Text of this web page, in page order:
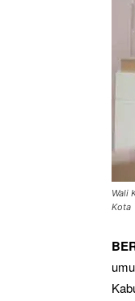
Wali
Kota